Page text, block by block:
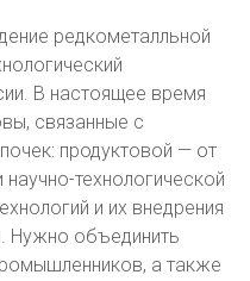
редкометалльной
В настоящее время
связанные с
продуктовой — от
технологической
и их внедрения
Нужно объединить
а также